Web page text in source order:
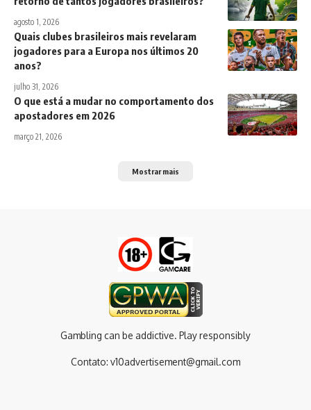
agosto 1, 2026
Quais clubes brasileiros mais revelaram
jogadores para a Europa nos últimos 20
anos?
julho 31, 2026
O que está a mudar no comportamento dos
apostadores em 2026
março 21, 2026
Mostrar mais
Gambling can be addictive. Play responsibly
Contato: v10advertisement@gmail.com